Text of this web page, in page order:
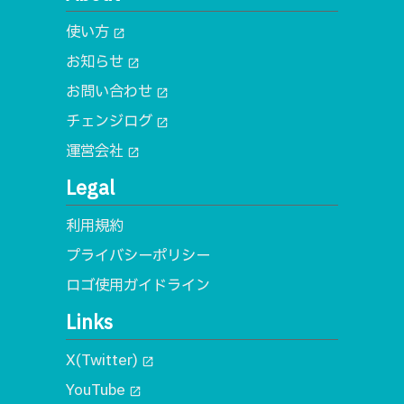
使い方 open_in_new
お知らせ open_in_new
お問い合わせ open_in_new
チェンジログ open_in_new
運営会社 open_in_new
Legal
利用規約
プライバシーポリシー
ロゴ使用ガイドライン
Links
X(Twitter) open_in_new
YouTube open_in_new